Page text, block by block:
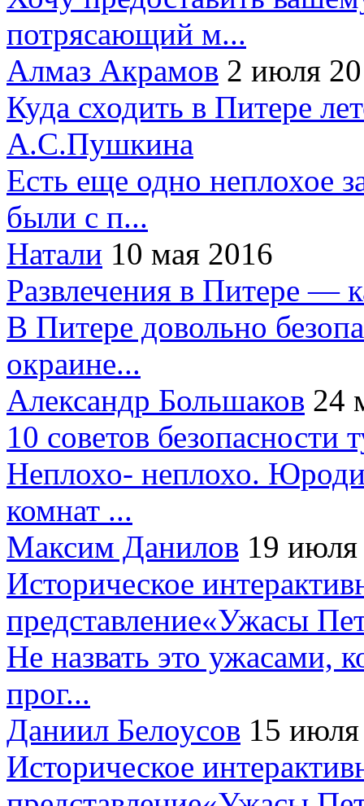
потрясающий м...
Алмаз Акрамов 2 июля
Куда сходить в Питере
А.С.Пушкина
Есть еще одно неплохое
были с п...
Натали 10 мая 2016
Развлечения в Питере —
В Питере довольно
окраине...
Александр Большаков 24
10 советов безопасности
Неплохо- неплохо.
комнат ...
Максим Данилов 19
Историческое
представление«Ужасы
Не назвать это ужасами,
прог...
Даниил Белоусов 15
Историческое